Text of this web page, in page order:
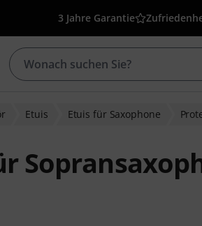
3 Jahre Garantie
Etuis Etuis für Saxophone